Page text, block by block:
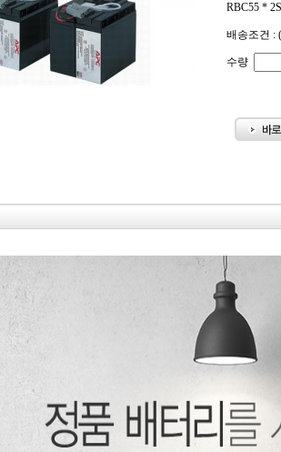
RBC55 *
배송조건 :
수량